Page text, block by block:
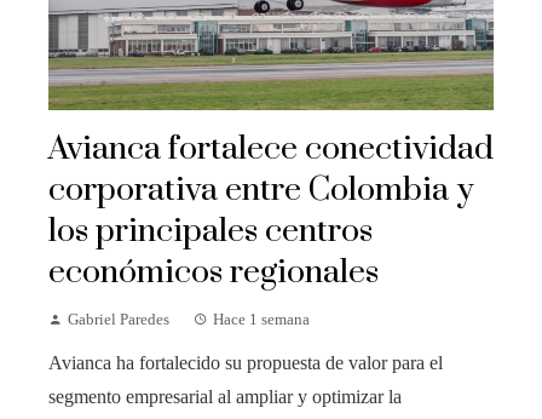
Avianca fortalece conectividad
corporativa entre Colombia y
los principales centros
económicos regionales
Gabriel Paredes Hace 1 semana
Avianca ha fortalecido su propuesta de valor para el
segmento empresarial al ampliar y optimizar la